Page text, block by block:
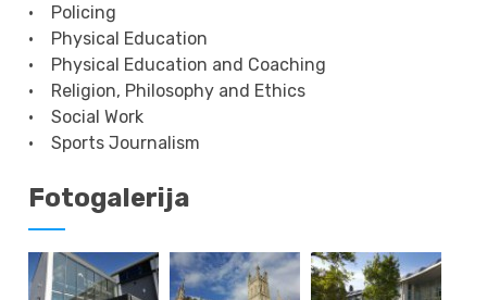
• Policing
• Physical Education
• Physical Education and Coaching
• Religion, Philosophy and Ethics
• Social Work
• Sports Journalism
Fotogalerija